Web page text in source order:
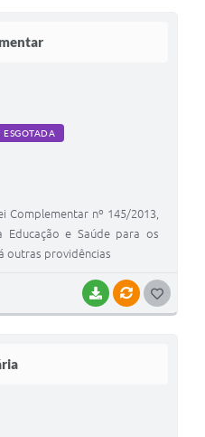
BAIXARVÍNCULOS
Complementar nº 145/2013,
Educação e Saúde para os
outras providências